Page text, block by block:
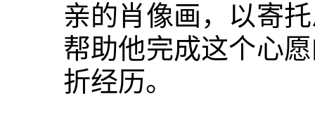
亲的肖像画，以寄
帮助他完成这个心
折经历。